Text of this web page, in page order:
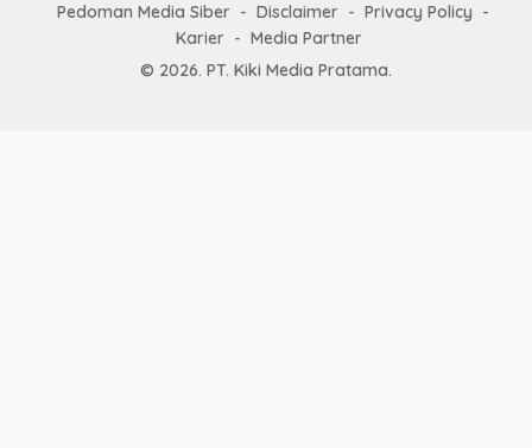
Pedoman Media Siber
Disclaimer
Privacy Policy
Karier
Media Partner
© 2026. PT. Kiki Media Pratama.